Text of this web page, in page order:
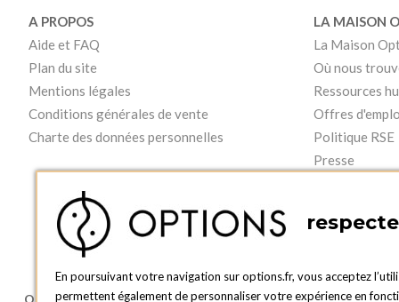
A PROPOS
Aide et FAQ
Plan du site
Mentions légales
Conditions générales de vente
Charte des données personnelles
LA MAISON
La Maison
Où nous
Ressources
Offres
Politique RSE
Presse
OPTIONS LUXEMBOURG BOUTIQUE
En poursuivant votre navigation sur options.fr, vous acceptez
permettent également de personnaliser votre expérience en